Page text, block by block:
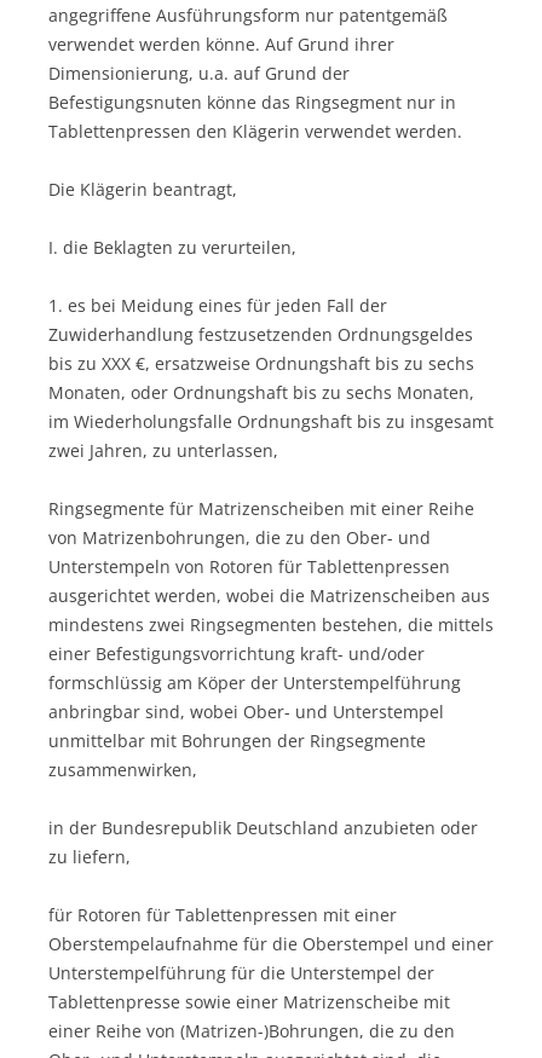
angegriffene Ausführungsform nur patentgemäß
verwendet werden könne. Auf Grund ihrer
Dimensionierung, u.a. auf Grund der
Befestigungsnuten könne das Ringsegment nur in
Tablettenpressen den Klägerin verwendet werden.
Die Klägerin beantragt,
I. die Beklagten zu verurteilen,
1. es bei Meidung eines für jeden Fall der
Zuwiderhandlung festzusetzenden Ordnungsgeldes
bis zu XXX €, ersatzweise Ordnungshaft bis zu sechs
Monaten, oder Ordnungshaft bis zu sechs Monaten,
im Wiederholungsfalle Ordnungshaft bis zu insgesamt
zwei Jahren, zu unterlassen,
Ringsegmente für Matrizenscheiben mit einer Reihe
von Matrizenbohrungen, die zu den Ober- und
Unterstempeln von Rotoren für Tablettenpressen
ausgerichtet werden, wobei die Matrizenscheiben aus
mindestens zwei Ringsegmenten bestehen, die mittels
einer Befestigungsvorrichtung kraft- und/oder
formschlüssig am Köper der Unterstempelführung
anbringbar sind, wobei Ober- und Unterstempel
unmittelbar mit Bohrungen der Ringsegmente
zusammenwirken,
in der Bundesrepublik Deutschland anzubieten oder
zu liefern,
für Rotoren für Tablettenpressen mit einer
Oberstempelaufnahme für die Oberstempel und einer
Unterstempelführung für die Unterstempel der
Tablettenpresse sowie einer Matrizenscheibe mit
einer Reihe von (Matrizen-)Bohrungen, die zu den